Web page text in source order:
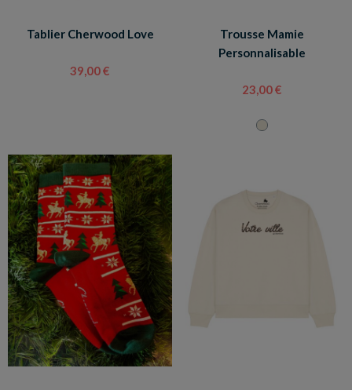
Tablier Cherwood Love
39,00 €
Trousse Mamie
Personnalisable
23,00 €